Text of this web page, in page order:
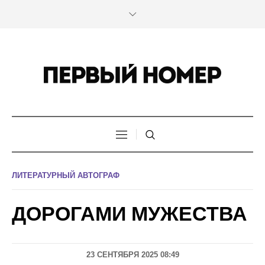
ЛИТЕРАТУРНЫЙ АВТОГРАФ
ДОРОГАМИ МУЖЕСТВА
23 СЕНТЯБРЯ 2025 08:49